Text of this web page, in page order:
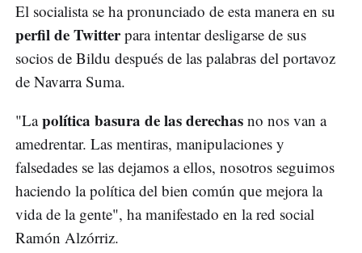
El socialista se ha pronunciado de esta manera en su
perfil de Twitterpara intentar desligarse de sus
socios de Bildu después de las palabras del portavoz
de Navarra Suma.
"Lapolítica basura de las derechas no nos van a
amedrentar. Las mentiras, manipulaciones y
falsedades se las dejamos a ellos, nosotros seguimos
haciendo la política del bien común que mejora la
vida de la gente", ha manifestado en la red social
Ramón Alzórriz.